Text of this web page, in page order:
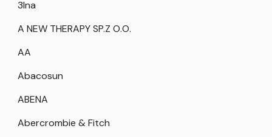
3Ina
A NEW THERAPY SP.Z O.O.
AA
Abacosun
ABENA
Abercrombie & Fitch